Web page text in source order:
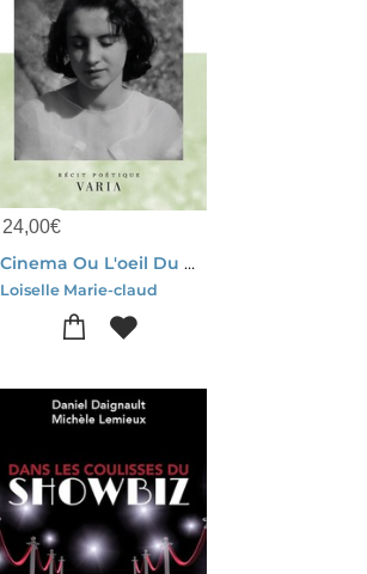
24,00€
Cinema Ou L'oeil Du Vent
Loiselle Marie-claud